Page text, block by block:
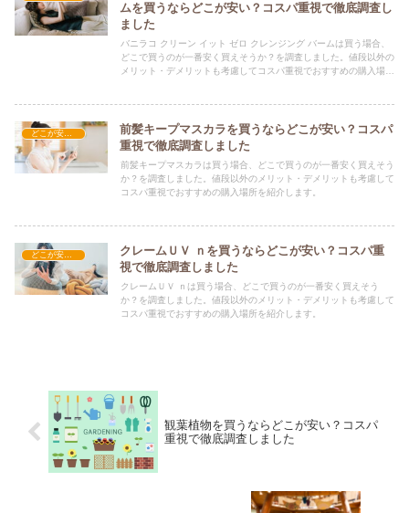
ムを買うならどこが安い？コスパ重視で徹底調査し
ました
バニラコ クリーン イット ゼロ クレンジング バームは買う場合、
どこで買うのが一番安く買えそうか？を調査しました。値段以外の
メリット・デメリットも考慮してコスパ重視でおすすめの購入場所
どこが安い？-コスメ・美容品
前髪キープマスカラを買うならどこが安い？コスパ
重視で徹底調査しました
前髪キープマスカラは買う場合、どこで買うのが一番安く買えそう
か？を調査しました。値段以外のメリット・デメリットも考慮して
コスパ重視でおすすめの購入場所を紹介します。
どこが安い？-コスメ・美容品
クレームＵＶ ｎを買うならどこが安い？コスパ重
視で徹底調査しました
クレームＵＶ ｎは買う場合、どこで買うのが一番安く買えそう
か？を調査しました。値段以外のメリット・デメリットも考慮して
コスパ重視でおすすめの購入場所を紹介します。
観葉植物を買うならどこが安い？コスパ
重視で徹底調査しました